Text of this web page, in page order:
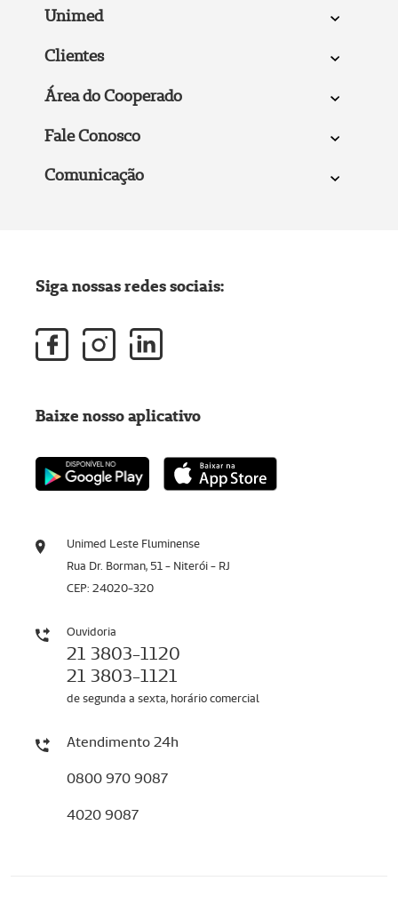
Unimed
Clientes
Área do Cooperado
Fale Conosco
Comunicação
Unimed Leste Fluminense
Rua Dr. Borman, 51 - Niterói - RJ
CEP: 24020-320
Ouvidoria
21 3803-1120
21 3803-1121
de segunda a sexta, horário comercial
Atendimento 24h
0800 970 9087
4020 9087
Siga nossas redes sociais:
Baixe nosso aplicativo